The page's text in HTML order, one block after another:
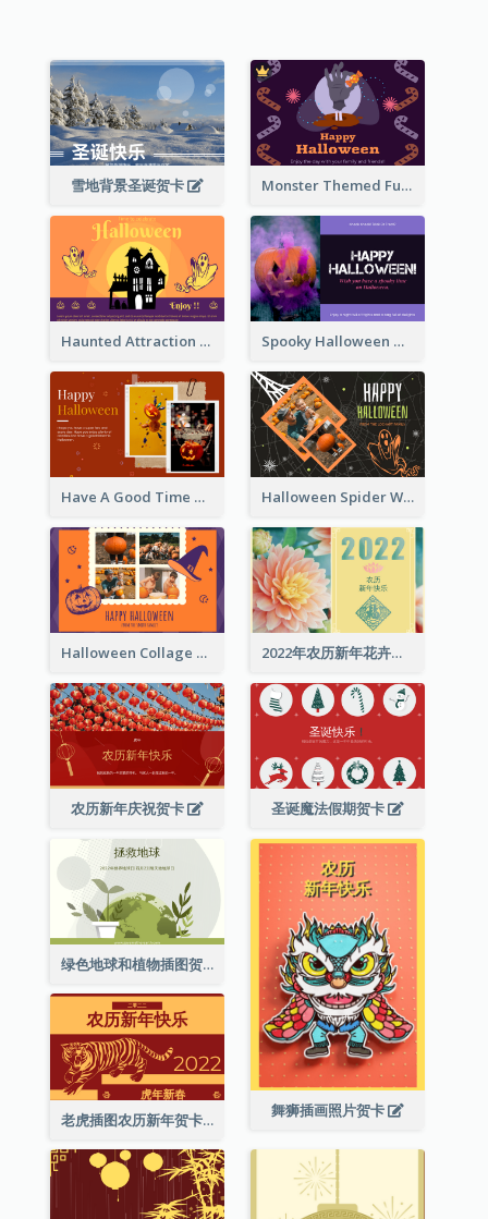
雪地背景圣诞贺卡 Monster Themed Fun Halloween Greeting Card
Haunted Attraction Themed Halloween Card Spooky Halloween Greeting Card
Have A Good Time This Halloween Greeting Card Halloween Spider Web Greeting Card
Halloween Collage Greeting Card 2022年农历新年花卉照片贺卡
农历新年庆祝贺卡 圣诞魔法假期贺卡
绿色地球和植物插图贺卡
舞狮插画照片贺卡
老虎插图农历新年贺卡